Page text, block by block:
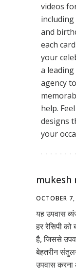
videos
and
each
your
a
agency
help.
designs
your
mukesh
OCTOBER
यह उपवास
हर रेसिपी
है, जिससे
बेहतरीन
उपवास करना